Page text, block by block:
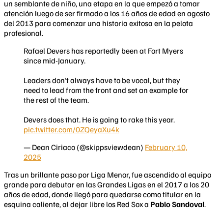
un semblante de niño, una etapa en la que empezó a tomar
atención luego de ser firmado a los 16 años de edad en agosto
del 2013 para comenzar una historia exitosa en la pelota
profesional.
Rafael Devers has reportedly been at Fort Myers
since mid-January.
Leaders don't always have to be vocal, but they
need to lead from the front and set an example for
the rest of the team.
Devers does that. He is going to rake this year.
pic.twitter.com/0ZQeyaXu4k
— Dean Ciriaco (@skippsviewdean) February 10,
2025
​Tras un brillante paso por Liga Menor, fue ascendido al equipo
grande para debutar en las Grandes Ligas en el 2017 a los 20
años de edad, donde llegó para quedarse como titular en la
esquina caliente, al dejar libre los Red Sox a Pablo Sandoval.